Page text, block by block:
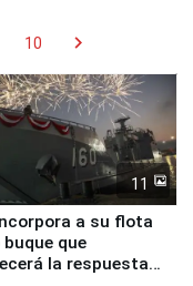
10 chevron_right
11
a su flota
buque que
la respuesta